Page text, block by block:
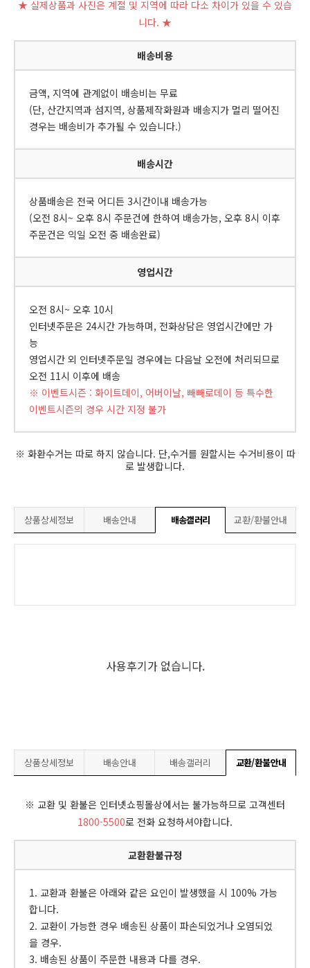
★ 실제상품과 사진은 계절 및 지역에 따라 다소 차이가 있을 수 있습
니다. ★
배송비용
금액, 지역에 관계없이 배송비는 무료
(단, 산간지역과 섬지역, 상품제작화원과 배송지가 멀리 떨어진
경우는 배송비가 추가될 수 있습니다.)
배송시간
상품배송은 전국 어디든 3시간이내 배송가능
(오전 8시~ 오후 8시 주문건에 한하여 배송가능, 오후 8시 이후
주문건은 익일 오전 중 배송완료)
영업시간
오전 8시~ 오후 10시
인터넷주문은 24시간 가능하며, 전화상담은 영업시간에만 가
능
영업시간 외 인터넷주문일 경우에는 다음날 오전에 처리되므로
오전 11시 이후에 배송
※ 이벤트시즌 : 화이트데이, 어버이날, 빼빼로데이 등 특수한
이벤트시즌의 경우 시간 지정 불가
※ 화환수거는 따로 하지 않습니다. 단,수거를 원할시는 수거비용이 따
로 발생합니다.
상품상세정보 배송안내 배송갤러리 교환/환불안내
사용후기가 없습니다.
상품상세정보 배송안내 배송갤러리 교환/환불안내
※ 교환 및 환불은 인터넷쇼핑몰상에서는 불가능하므로 고객센터
1800-5500로 전화 요청하셔야합니다.
교환환불규정
1. 교환과 환불은 아래와 같은 요인이 발생했을 시 100% 가능
합니다.
2. 교환이 가능한 경우 배송된 상품이 파손되었거나 오염되었
을 경우.
3. 배송된 상품이 주문한 내용과 다를 경우.